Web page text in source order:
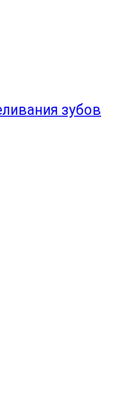
зубов